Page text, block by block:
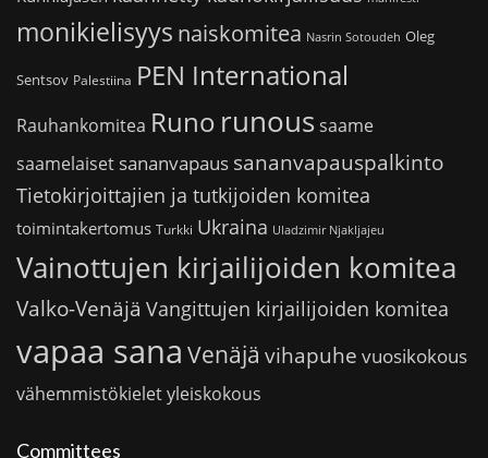
monikielisyys naiskomitea Nasrin Sotoudeh Oleg
Sentsov Palestiina PEN International
Rauhankomitea Runo runoussaame
saamelaiset sananvapaus sananvapauspalkinto
Tietokirjoittajien ja tutkijoiden komitea
toimintakertomus Turkki Ukraina Uladzimir Njakljajeu
Vainottujen kirjailijoiden komitea
Valko-Venäjä Vangittujen kirjailijoiden komitea
vapaa sana Venäjä vihapuhe vuosikokous
vähemmistökieletyleiskokous
Committees